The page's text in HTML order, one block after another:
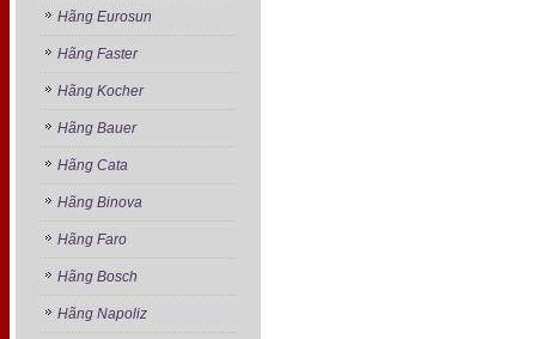
Hãng Eurosun
Hãng Faster
Hãng Kocher
Hãng Bauer
Hãng Cata
Hãng Binova
Hãng Faro
Hãng Bosch
Hãng Napoliz